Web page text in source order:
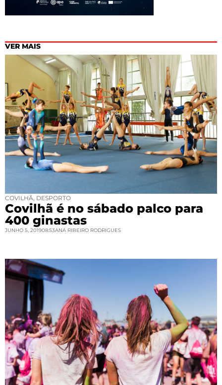
VER MAIS
COVILHÃ DESPORTO
Covilhã é no sábado palco para
400 ginastas
JUNHO 5, 201908:53ANA RIBEIRO RODRIGUES